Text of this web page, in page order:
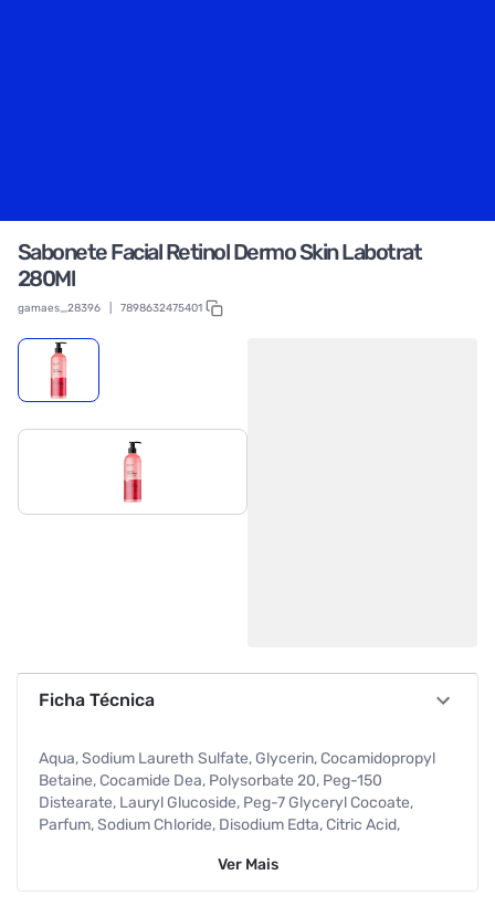
Sabonete Facial Retinol Dermo Skin Labotrat
280Ml
gamaes_28396 7898632475401
Ficha Técnica
Aqua, Sodium Laureth Sulfate, Glycerin, Cocamidopropyl
Betaine, Cocamide Dea, Polysorbate 20, Peg-150
Distearate, Lauryl Glucoside, Peg-7 Glyceryl Cocoate,
Parfum, Sodium Chloride, Disodium Edta, Citric Acid,
(and) Methylisothiazolinone, Cystoseira Tamariscifolia
Ver Mais